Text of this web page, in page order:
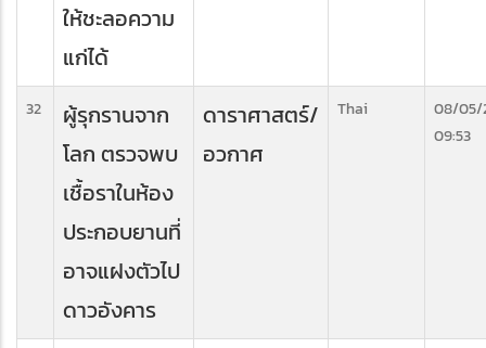
ให้ชะลอความ
แก่ได้
32
ผู้รุกรานจาก
โลก ตรวจพบ
เชื้อราในห้อง
ประกอบยานที่
อาจแฝงตัวไป
ดาวอังคาร
ดาราศาสตร์/
อวกาศ
Thai
08/05/
09:53